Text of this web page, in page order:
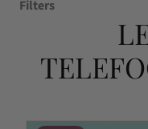
Filters